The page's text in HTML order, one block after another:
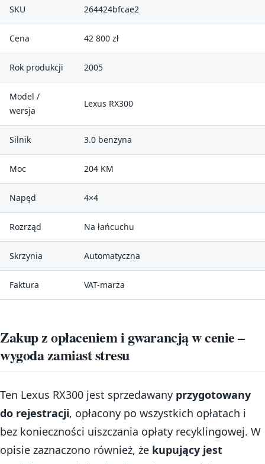
SKU 264424bfcae2
Cena 42 800 zł
Rok produkcji 2005
Model /
wersja
Lexus RX300
Silnik 3.0 benzyna
Moc 204 KM
Napęd 4×4
Rozrząd Na łańcuchu
Skrzynia Automatyczna
Faktura VAT-marża
Zakup z opłaceniem i gwarancją w cenie –
wygoda zamiast stresu
Ten Lexus RX300 jest sprzedawany przygotowany
do rejestracji, opłacony po wszystkich opłatach i
bez konieczności uiszczania opłaty recyklingowej. W
opisie zaznaczono również, że kupujący jest